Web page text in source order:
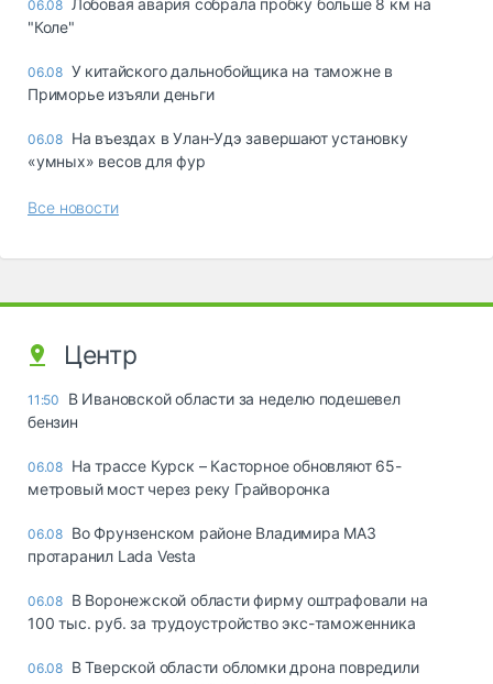
06.08 Лобовая авария собрала пробку больше 8 км на
"Коле"
06.08 У китайского дальнобойщика на таможне в
Приморье изъяли деньги
06.08 Ha въeздax в Улaн-Удэ зaвepшaют ycтaнoвкy
«yмныx» вecoв для фyp
Все новости
Центр
11:50
В Ивановской области за неделю подешевел
бензин
06.08 На трассе Курск – Касторное обновляют 65-
метровый мост через реку Грайворонка
06.08 Во Фрунзенском районе Владимира МАЗ
протаранил Lada Vesta
06.08 В Воронежской области фирму оштрафовали на
100 тыс. руб. за трудоустройство экс-таможенника
06.08 В Тверской области обломки дрона повредили